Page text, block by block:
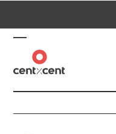
Open
mobile
menu
Close
mobile
menu